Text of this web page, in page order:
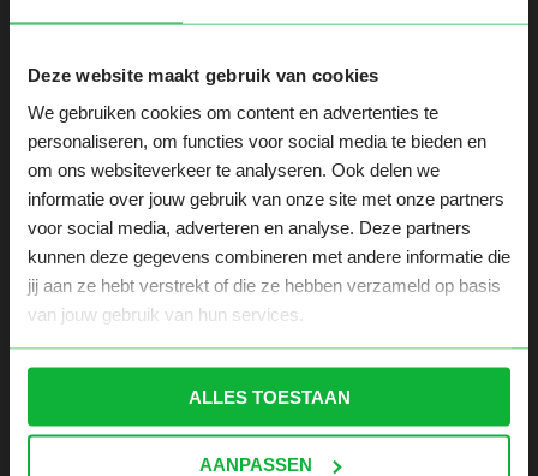
Deze website maakt gebruik van cookies
We gebruiken cookies om content en advertenties te
personaliseren, om functies voor social media te bieden en
om ons websiteverkeer te analyseren. Ook delen we
informatie over jouw gebruik van onze site met onze partners
voor social media, adverteren en analyse. Deze partners
kunnen deze gegevens combineren met andere informatie die
jij aan ze hebt verstrekt of die ze hebben verzameld op basis
van jouw gebruik van hun services.
ALLES TOESTAAN
AANPASSEN